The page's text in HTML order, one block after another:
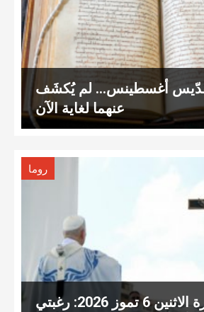
أغسطينس… لم يُكشَف
عنهما لغاية الآن
روما
عناوين نشرة الاثنين 6 تموز 2026: رغبتي